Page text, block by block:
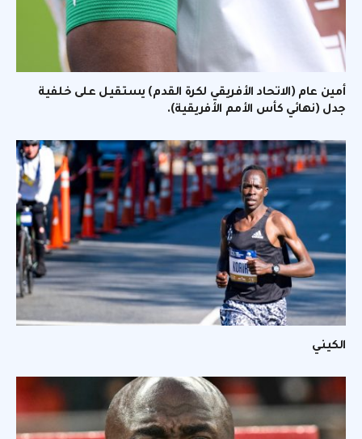
أمين عام (الاتحاد الأفريقي لكرة القدم) يستقيل على خلفية
جدل (نهائي كأس الأمم الأفريقية).
الكيني